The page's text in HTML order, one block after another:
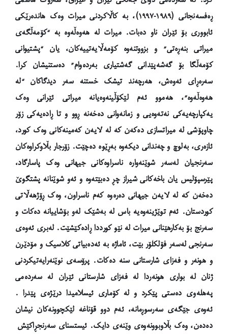
ڕەفسەنجانی (١٩٨٩-١٩٩٧)، بە کاڵاکردنی میرات وەک هاندەرێکی
ئابووری بۆ ئێران ناو دەبات. میرات لە هەوەڵەوە بە “کۆمەڵگەی
میراتی بنەڕەتی” و بزووتنەوە کۆمەڵایەتییەکان، یان “پشتیوانی
کۆمەڵگا بۆ گەشەپێدانی گەشتیاری بەردەوام” دەستنیشان کرا.
سەرەڕای ئەوەش، هەرچەند تیشک خستنە سەر دیدگاکان “لە
هەوەڵەوە”، هەموو ئەم لێکۆڵینەوەیانە میراتی ئێرانی وەک
یەکپارچەیەکی نەتەوەیی و زمانەوانی دەخەنە ڕوو و تا ڕادەیەکی زۆر
چاوپۆشی لە میراتسازی دەکەن کە لە لایەن کەمینەکانی وەک کورد،
ئازەری، بەلوچ و چەندانی دیکەوە بەڕێوە دەچێت. زۆرجار بڵاوکراوەکان
سەرنجیان لەسەر شوێنەوارە ناسراوەکانی جیهانی وەک پاسارگاد،
پێرسپۆلیس یان باخەکانی شیراز چڕ دەبێتەوە و ئەو شوێنانە پشتگوێ
دەخەن کە لە لایەن جیهانی دەرەوە کەم ناسراون، وەک ڕۆژهەڵاتی
کوردستان. ئەم توێژینەوەیە باس لە بەشێک لەو بۆشاییانە دەکات و
سەرنج بۆ بەکارهێنانی میرات لە نێو کورددا ڕادەکێشێت. لەبری ئەوەی
سەرنجی لەسەر فۆلکلۆر بێت، ئاماژە بە ئەدەبیاتی کلاسیک و مۆدێرن
و هونەر و فەزای شارستانی سنە دەکات. پرۆسەی نوێنەرایەتیکردنی
ژنان لە بواری هونەردا لە فەزای شارستانی ئێران لە سەردەمی
پەهلەوی دەستی پێکرد و لە کۆماری ئیسلامیدا درێژەی پێدرا .
ئەوەی جێگەی سەرسوڕمانە، ئەم دوو قۆناغە لێکچوونەکان نیشان
دەدەن، وەک بڵاوبوونەوەی وێنەی دایک. ئیستسنای سەرنجڕاکێش